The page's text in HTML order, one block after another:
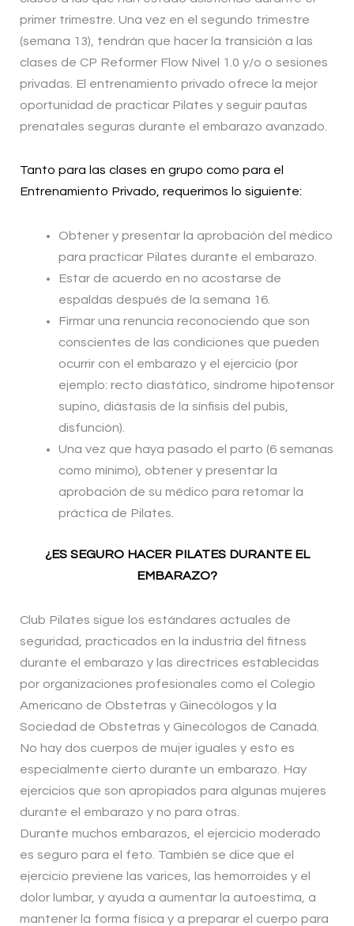
primer trimestre. Una vez en el segundo trimestre
(semana 13), tendrán que hacer la transición a las
clases de CP Reformer Flow Nivel 1.0 y/o o sesiones
privadas. El entrenamiento privado ofrece la mejor
oportunidad de practicar Pilates y seguir pautas
prenatales seguras durante el embarazo avanzado.
Tanto para las clases en grupo como para el
Entrenamiento Privado, requerimos lo siguiente:
Obtener y presentar la aprobación del médico
para practicar Pilates durante el embarazo.
Estar de acuerdo en no acostarse de
espaldas después de la semana 16.
Firmar una renuncia reconociendo que son
conscientes de las condiciones que pueden
ocurrir con el embarazo y el ejercicio (por
ejemplo: recto diastático, síndrome hipotensor
supino, diástasis de la sínfisis del pubis,
disfunción).
Una vez que haya pasado el parto (6 semanas
como mínimo), obtener y presentar la
aprobación de su médico para retomar la
práctica de Pilates.
¿ES SEGURO HACER PILATES DURANTE EL
EMBARAZO?
Club Pilates sigue los estándares actuales de
seguridad, practicados en la industria del fitness
durante el embarazo y las directrices establecidas
por organizaciones profesionales como el Colegio
Americano de Obstetras y Ginecólogos y la
Sociedad de Obstetras y Ginecólogos de Canadá.
No hay dos cuerpos de mujer iguales y esto es
especialmente cierto durante un embarazo. Hay
ejercicios que son apropiados para algunas mujeres
durante el embarazo y no para otras.
Durante muchos embarazos, el ejercicio moderado
es seguro para el feto. También se dice que el
ejercicio previene las varices, las hemorroides y el
dolor lumbar, y ayuda a aumentar la autoestima, a
mantener la forma física y a preparar el cuerpo para